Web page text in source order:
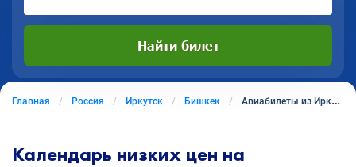
Найти билет
Главная Россия Иркутск Бишкек Авиабилеты из Иркутска в Бишкек
Календарь низких цен на